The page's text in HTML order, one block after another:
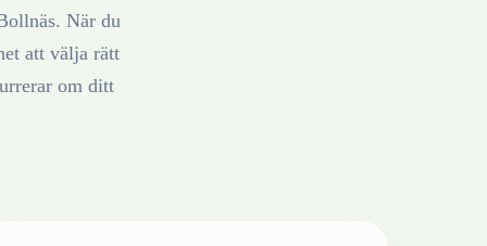
. När du
att välja rätt
om ditt